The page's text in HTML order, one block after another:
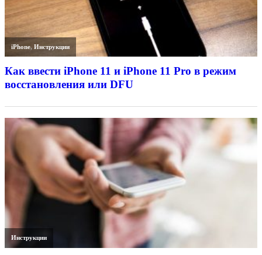
iPhone,Инструкции
Как ввести iPhone 11 и iPhone 11 Pro в режим
восстановления или DFU
Инструкции